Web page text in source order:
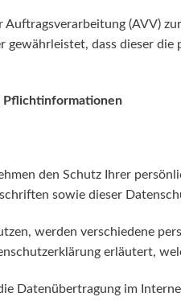
(AVV)
gewährleistet, dass dieser
Pflicht­informationen
den Schutz Ihrer
sowie dieser
werden verschiedene
erläutert,
Datenübertragung im